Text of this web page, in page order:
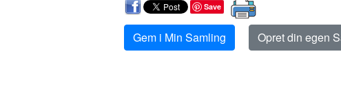
Save
Gem i Min Samling Opret din egen